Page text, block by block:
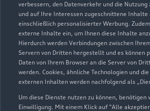
verbessern, den Datenverkehr und die Nutzung
und auf Ihre Interessen zugeschnittene Inhalte
einschließlich personalisierter Werbung.
externe Inhalte ein, um Ihnen diese Inhalte
Hierdurch werden Verbindungen zwischen
Servern von Dritten hergestellt und es können
Daten von Ihrem Browser an die Server von
werden. Cookies, ähnliche Technologien und
externen Inhalten werden nachfolgend als
Um diese Dienste nutzen zu können, benötigen
Einwilligung. Mit einem Klick auf "Alle